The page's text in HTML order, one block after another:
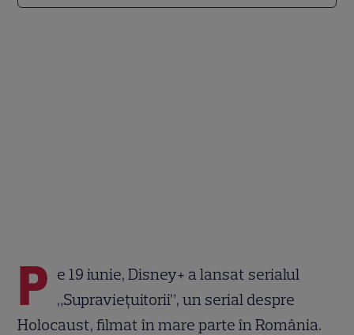
P e 19 iunie, Disney+ a lansat serialul
„Supraviețuitorii”, un serial despre
Holocaust, filmat în mare parte în România.